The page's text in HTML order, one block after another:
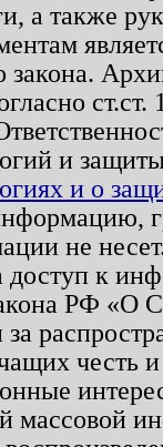
а также
закона.
и
и о
не
доступ к
РФ «О
за
честь
массовой